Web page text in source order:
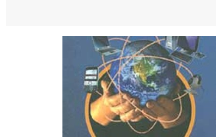
- هل تعلم أن أبقراط كتب في الطب أربعة مؤلفات هي:
الحكم، الأدلة، تنظيم التغذية، ورسالته في جروح الرأس.
ويعود له الفضل بأنه حرر الطب من الدين والفلسفة.
- هل تعلم أن المرجان إفراز حيواني يتكون في البحر ويتركب
من مادة كربونات الكلسيوم، وهو أحمر أو شديد الحمرة وهو
أجود أنواعه، ويمتاز بكبر الحجم ويسمى الش